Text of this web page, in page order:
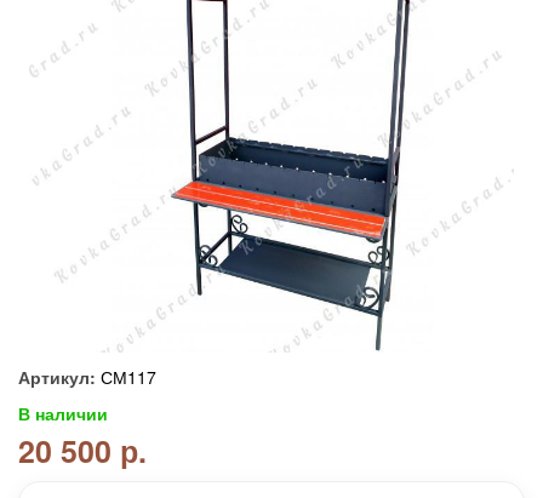
Артикул: СМ117
В наличии
20 500 р.